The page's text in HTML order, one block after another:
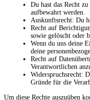
Du hast das Recht
aufbewahrt werden.
Auskunftsrecht: Du
Recht auf
sowie gelöscht oder
Wenn du uns deine
deine
Recht auf
Verantwortlichen
Widerspruchsrecht:
Gründe für die
Um diese Rechte auszuüben